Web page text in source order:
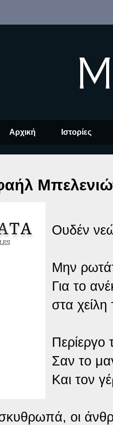
Αρχική Ιστορίες
Ουδέν
Μην
Για το
στα
Σαν το
Και τον
οι